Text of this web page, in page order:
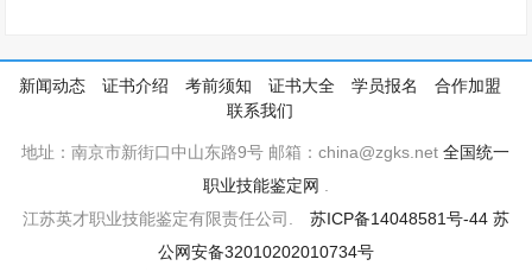
新闻动态 证书介绍 考前须知 证书大全 学员报名
合作加盟
联系我们
地址：南京市新街口中山东路9号 邮箱：china@zgks.net全国统一
职业技能鉴定网
江苏英才职业技能鉴定有限责任公司. 苏ICP备14048581号-44 苏
公网安备32010202010734号